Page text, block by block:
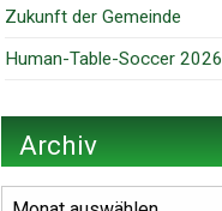
Zukunft der Gemeinde
Human-Table-Soccer 2026
Archiv
Archiv